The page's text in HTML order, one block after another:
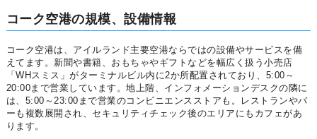
コーク空港の規模、設備情報
コーク空港は、アイルランド主要空港ならではの設備やサービスを備
えてます。新聞や書籍、おもちゃやギフトなどを幅広く扱う小売店
「WHスミス」がターミナルビル内に2か所配置されており、5:00～
20:00まで営業しています。地上階、インフォメーションデスクの隣に
は、5:00～23:00まで営業のコンビニエンスストアも。レストランやバ
ーも複数展開され、セキュリティチェック後のエリアにもカフェがあ
ります。